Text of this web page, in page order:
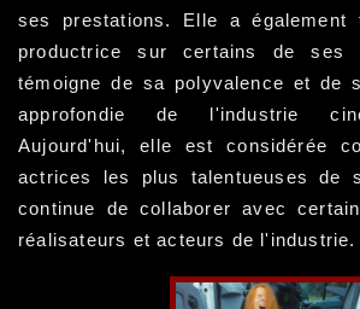
ses prestations. Elle a également
productrice sur certains de ses
témoigne de sa polyvalence et de
approfondie de l'industrie
Aujourd'hui, elle est considérée
actrices les plus talentueuses de
continue de collaborer avec
réalisateurs et acteurs de l'industrie.